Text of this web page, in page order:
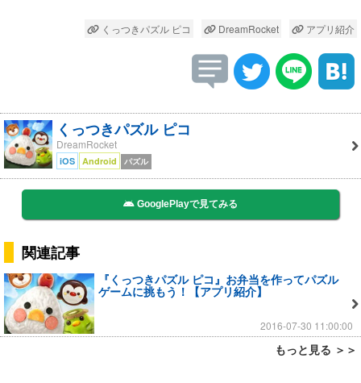
くっつきパズル ピコ DreamRocket アプリ紹介
くっつきパズル ピコ
DreamRocket
iOS Android パズル
GooglePlayで見てみる
関連記事
『くっつきパズル ピコ』お弁当を作ってパズル
ゲームに挑もう！【アプリ紹介】
2016-07-30 11:00:00
もっと見る ＞＞